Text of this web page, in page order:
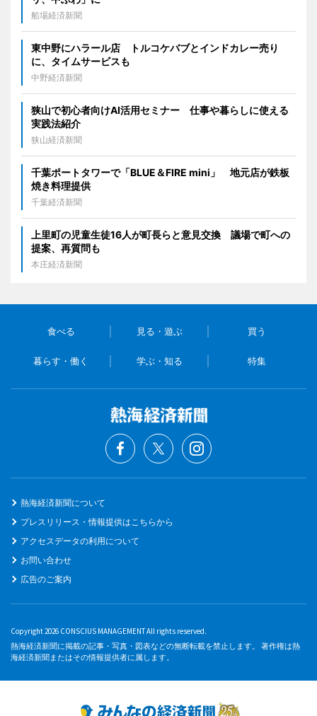
船場経済新聞
東中野にハラール店 トルコケバブとインドカレー売り
に、タイムサービスも
中野経済新聞
狭山で初心者向けAI活用セミナー 仕事や暮らしに使える
実践法紹介
狭山経済新聞
千葉ポートタワーで「BLUE＆FIRE mini」 地元店が鉄板
焼き料理提供
千葉経済新聞
上里町の児童生徒16人が町長らと意見交換 議場で町への
提案、再質問も
本庄経済新聞
食べる 見る・遊ぶ 買う
暮らす・働く 学ぶ・知る 特集
熱海経済新聞について
プレスリリース・情報提供はこちらから
アクセスデータの利用について
お問い合わせ
広告のご案内
Copyright 2026 CONSCIUS MANAGEMENT All rights reserved.
熱海経済新聞に掲載の記事・写真・図表などの無断転載を禁止します。 著作権は熱
海経済新聞またはその情報提供者に属します。